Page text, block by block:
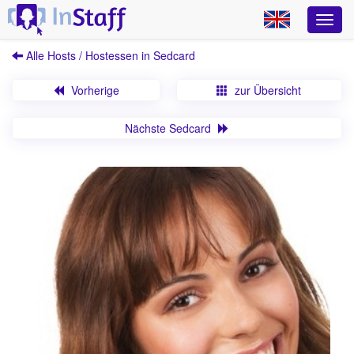
Alle Hosts / Hostessen in Sedcard
Vorherige zur Übersicht
Nächste Sedcard